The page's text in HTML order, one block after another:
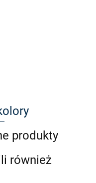
produkty
również